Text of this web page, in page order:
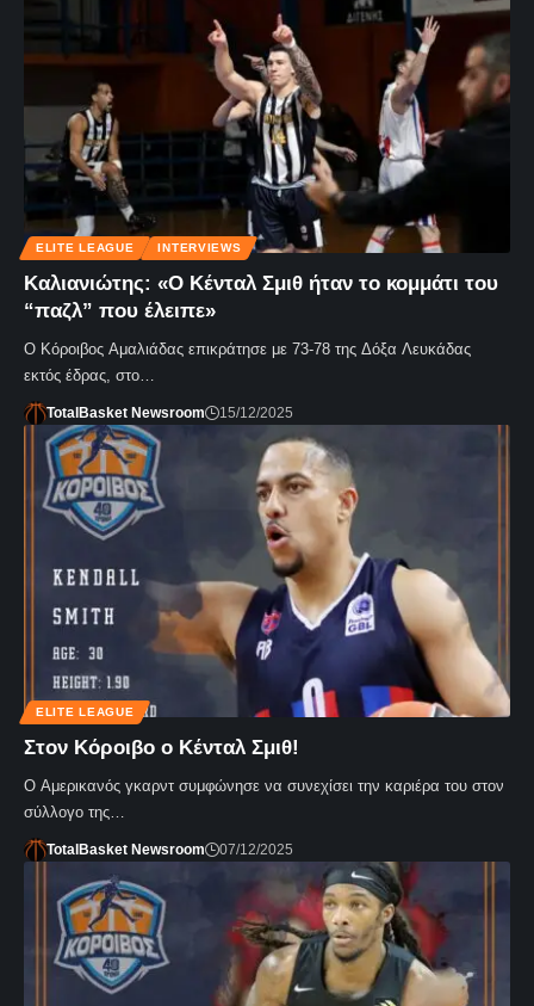
ELITE LEAGUE INTERVIEWS
Καλιανιώτης: «Ο Κένταλ Σμιθ ήταν το κομμάτι του
“παζλ” που έλειπε»
Ο Κόροιβος Αμαλιάδας επικράτησε με 73-78 της Δόξα Λευκάδας
εκτός έδρας, στο…
TotalBasket Newsroom 15/12/2025
ELITE LEAGUE
Στον Κόροιβο ο Κένταλ Σμιθ!
Ο Αμερικανός γκαρντ συμφώνησε να συνεχίσει την καριέρα του στον
σύλλογο της…
TotalBasket Newsroom 07/12/2025